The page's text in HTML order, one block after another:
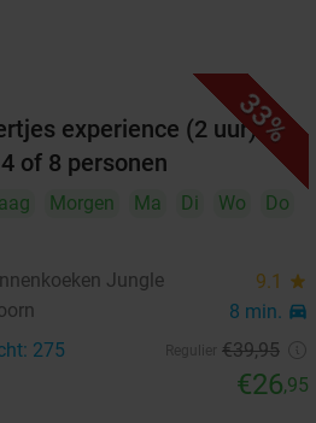
33%
experience (2 uur)
of 8 personen
Morgen Ma Di Wo
Do
Jungle
9.1 star
8 min. directions_car
275 €39,95
€26,95